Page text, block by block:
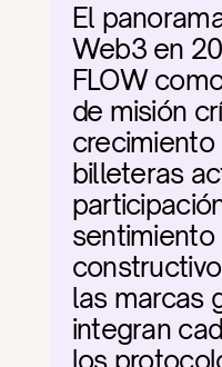
El
Web3 en
FLOW
de misión
crecimiento
billeteras
las marcas
integran
los